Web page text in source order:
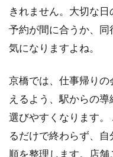
きれません。大切な日
予約が間に合うか、
気になりますよね。
京橋では、仕事帰り
えるよう、駅からの
選びやすくなります
るだけで終わらず、
順を整理します。店